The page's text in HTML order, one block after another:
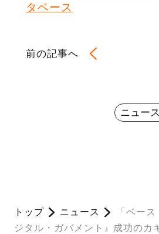
タベース
前の記事へ
ニュー
トップ ニュース
「ベー
ジタル・ガバメント』成功のカ